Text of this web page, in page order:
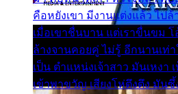
คือหยังเขา มีงานแต่งแล้ว ไป
เมื่อเขาชื่นบาน แต่เราขื่นขม
ล้างจานคอยคู่ ไม่รู้ อีกนานเท่
เป็น ตำแหน่งเจ้าสาว มันเหง
เข้าพาขวัญ เสียงโห่ตึงตึง มัน